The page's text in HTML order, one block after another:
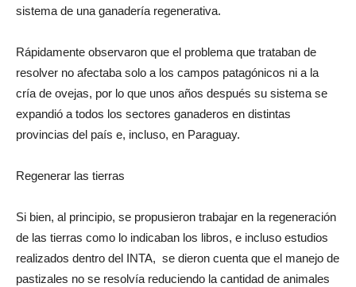
holístico que permite poner en práctica los principios del
Rápidamente observaron que el problema que trataban de
resolver no afectaba solo a los campos patagónicos ni a la
cría de ovejas, por lo que unos años después su sistema se
expandió a todos los sectores ganaderos en distintas
Si bien, al principio, se propusieron trabajar en la regeneración
de las tierras como lo indicaban los libros, e incluso estudios
realizados dentro del INTA, se dieron cuenta que el manejo de